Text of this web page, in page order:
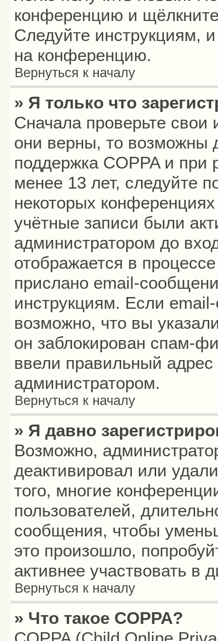
конференцию и
Следуйте инструкциям,
на конференцию.
Вернуться к началу
» Я только что
Сначала проверьте свои
они верны, то возможны
поддержка COPPA и при
менее 13 лет, следуйте
некоторых
учётные записи были
администратором до
отображается в
прислано email-
инструкциям. Если
возможно, что вы
он заблокирован спам-
ввели правильный адрес
администратором.
Вернуться к началу
» Я давно
Возможно,
деактивировал или
того, многие
пользователей,
сообщения, чтобы
это произошло,
активнее участвовать в
Вернуться к началу
» Что такое COPPA?